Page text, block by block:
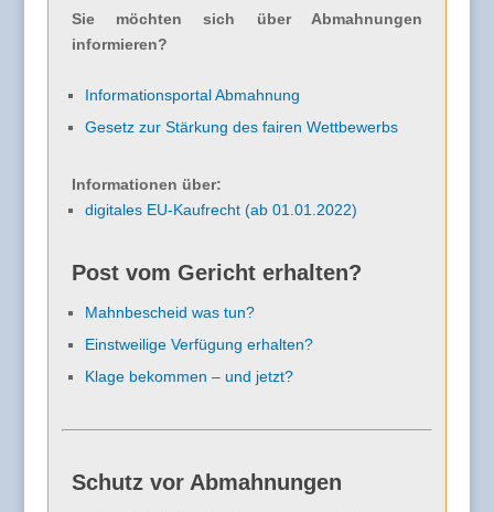
Sie möchten sich über Abmahnungen
informieren?
Informationsportal Abmahnung
Gesetz zur Stärkung des fairen Wettbewerbs
Informationen über:
digitales EU-Kaufrecht (ab 01.01.2022)
Post vom Gericht erhalten?
Mahnbescheid was tun?
Einstweilige Verfügung erhalten?
Klage bekommen – und jetzt?
Schutz vor Abmahnungen